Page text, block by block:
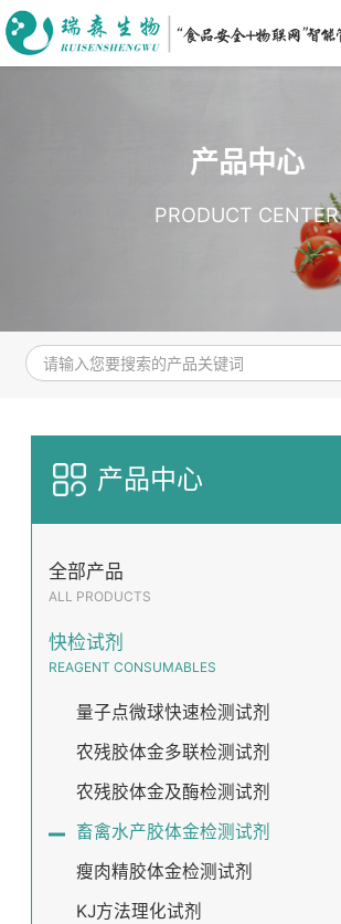
产品中心
PRODUCT CENTER
产品中心
全部产品
ALL PRODUCTS
快检试剂
REAGENT CONSUMABLES
量子点微球快速检测试剂
农残胶体金多联检测试剂
农残胶体金及酶检测试剂
畜禽水产胶体金检测试剂
瘦肉精胶体金检测试剂
KJ方法理化试剂